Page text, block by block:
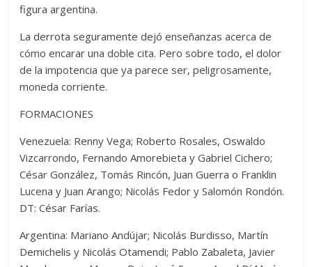
figura argentina.
La derrota seguramente dejó enseñanzas acerca de
cómo encarar una doble cita. Pero sobre todo, el dolor
de la impotencia que ya parece ser, peligrosamente,
moneda corriente.
FORMACIONES
Venezuela: Renny Vega; Roberto Rosales, Oswaldo
Vizcarrondo, Fernando Amorebieta y Gabriel Cichero;
César González, Tomás Rincón, Juan Guerra o Franklin
Lucena y Juan Arango; Nicolás Fedor y Salomón Rondón.
DT: César Farías.
Argentina: Mariano Andújar; Nicolás Burdisso, Martín
Demichelis y Nicolás Otamendi; Pablo Zabaleta, Javier